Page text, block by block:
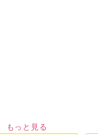
もっと見る